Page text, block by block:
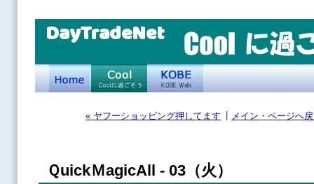
DayTradeNet
« ヤフーショッピング押してます メイン・ページへ
ＱuickＭagicAll - 03（火）